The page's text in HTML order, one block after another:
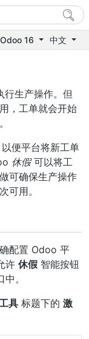
Odoo 16 中文
生产操作。但
，工单就会开始
便平台将新工单
休假可以将工
可确保生产操作
可用。
配置 Odoo 平
许 休假 智能按钮
。
具 标题下的 激